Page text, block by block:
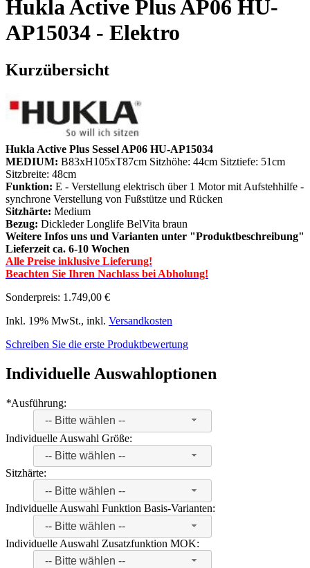
Hukla Active Plus AP06 HU-
AP15034 - Elektro
Kurzübersicht
Hukla Active Plus Sessel AP06 HU-AP15034
MEDIUM: B83xH105xT87cm Sitzhöhe: 44cm Sitztiefe: 51cm
Sitzbreite: 48cm
Funktion: E - Verstellung elektrisch über 1 Motor mit Aufstehhilfe -
synchrone Verstellung von Fußstütze und Rücken
Sitzhärte: Medium
Bezug: Dickleder Longlife BelVita braun
Weitere Infos uns und Varianten unter "Produktbeschreibung"
Lieferzeit ca. 6-10 Wochen
Alle Preise inklusive Lieferung!
Beachten Sie Ihren Nachlass bei Abholung!
Sonderpreis: 1.749,00 €
Inkl. 19% MwSt., inkl. Versandkosten
Schreiben Sie die erste Produktbewertung
Individuelle Auswahloptionen
*Ausführung:
-- Bitte wählen --
Individuelle Auswahl Größe:
-- Bitte wählen --
Sitzhärte:
-- Bitte wählen --
Individuelle Auswahl Funktion Basis-Varianten:
-- Bitte wählen --
Individuelle Auswahl Zusatzfunktion MOK:
-- Bitte wählen --